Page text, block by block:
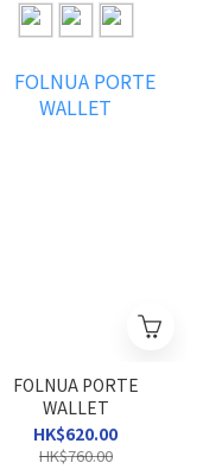
FOLNUA PORTE
WALLET
HK$620.00
HK$760.00